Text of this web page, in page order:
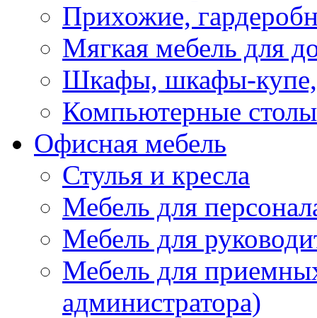
Прихожие,
Мягкая мебель для
Шкафы, шкафы-купе,
Компьютерные столы
Офисная мебель
Стулья и кресла
Мебель для
Мебель для
Мебель для
администратора)